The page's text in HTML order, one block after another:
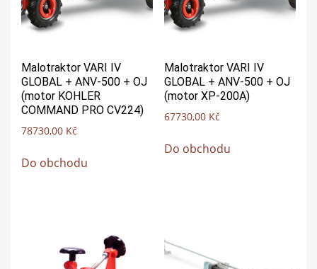
Malotraktor VARI IV
GLOBAL + ANV-500 + OJ
(motor KOHLER
COMMAND PRO CV224)
78730,00 Kč
Do obchodu
Malotraktor VARI IV
GLOBAL + ANV-500 + OJ
(motor XP-200A)
67730,00 Kč
Do obchodu